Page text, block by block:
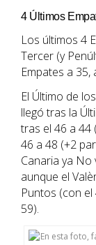
4 Últimos
Los últimos 4
Tercer (y
Empates a 35,
El Último de
llegó tras la
tras el 46 a 44
46 a 48 (+2
Canaria ya No
aunque el
Puntos (con
59).